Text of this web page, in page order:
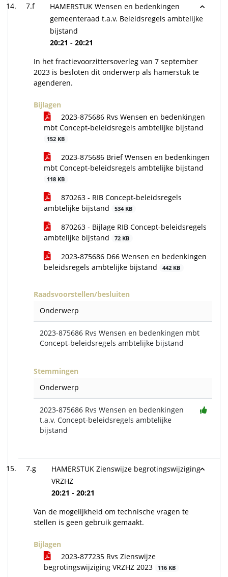
7.f
HAMERSTUK Wensen en bedenkingen
gemeenteraad t.a.v. Beleidsregels ambtelijke
bijstand
20:21 - 20:21
In het fractievoorzittersoverleg van 7 september
2023 is besloten dit onderwerp als hamerstuk te
agenderen.
Bijlagen
2023-875686 Rvs Wensen en bedenkingen
mbt Concept-beleidsregels ambtelijke bijstand
152 KB
2023-875686 Brief Wensen en bedenkingen
mbt Concept-beleidsregels ambtelijke bijstand
118 KB
870263 - RIB Concept-beleidsregels
ambtelijke bijstand
534 KB
870263 - Bijlage RIB Concept-beleidsregels
ambtelijke bijstand
72 KB
2023-875686 D66 Wensen en bedenkingen
beleidsregels ambtelijke bijstand
442 KB
Raadsvoorstellen/besluiten
Onderwerp
2023-875686 Rvs Wensen en bedenkingen mbt
Concept-beleidsregels ambtelijke bijstand
Stemmingen
Onderwerp
2023-875686 Rvs Wensen en bedenkingen
t.a.v. Concept-beleidsregels ambtelijke
bijstand
7.g
HAMERSTUK Zienswijze begrotingswijziging
VRZHZ
20:21 - 20:21
Van de mogelijkheid om technische vragen te
stellen is geen gebruik gemaakt.
Bijlagen
2023-877235 Rvs Zienswijze
begrotingswijziging VRZHZ 2023
116 KB